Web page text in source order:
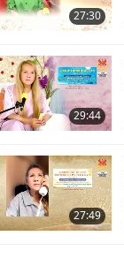
27:30
29:44
27:49